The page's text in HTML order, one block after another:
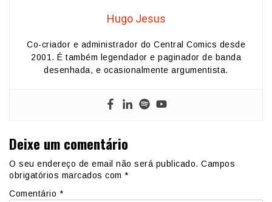
Hugo Jesus
Co-criador e administrador do Central Comics desde
2001. É também legendador e paginador de banda
desenhada, e ocasionalmente argumentista.
Deixe um comentário
O seu endereço de email não será publicado. Campos
obrigatórios marcados com *
Comentário *